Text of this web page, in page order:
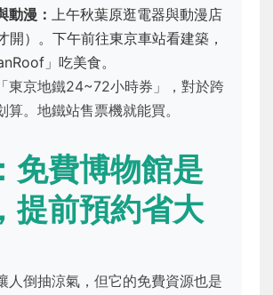
動漫： 上午秋葉原逛電器與動漫店
開）。下午前往東京車站看建築，
」吃美食。
東京地鐵24~72小時券」，對於跨
算。地鐵站售票機就能買。
免費博物館是
提前預約省大
人倒抽涼氣，但它的免費資源也是